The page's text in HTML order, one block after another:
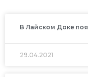
В Лайском Доке
29.04.2021